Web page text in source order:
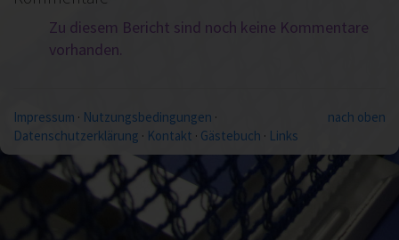
Zu diesem Bericht sind noch keine Kommentare
vorhanden.
nach oben
Impressum · Nutzungsbedingungen ·
Datenschutzerklärung · Kontakt · Gästebuch · Links